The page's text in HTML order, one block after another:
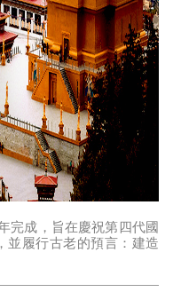
完成，旨在慶祝第四代國
並履行古老的預言：建造